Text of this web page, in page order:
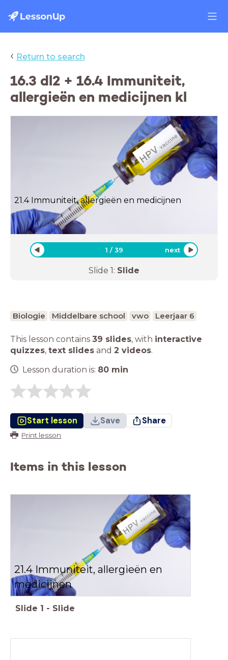
‹ Return to search
16.3 dl2 + 16.4 Immuniteit,
allergieën en medicijnen kl
21.4 Immuniteit, allergieën en medicijnen
1 /39 next
Slide 1: Slide
Biologie Middelbare school vwo Leerjaar 6
This lesson contains 39 slides, with interactive
quizzes, text slides and 2 videos.
Lesson duration is: 80 min
Start lesson Save Share
Print lesson
Items in this lesson
21.4 Immuniteit, allergieën en
medicijnen
Slide 1 - Slide